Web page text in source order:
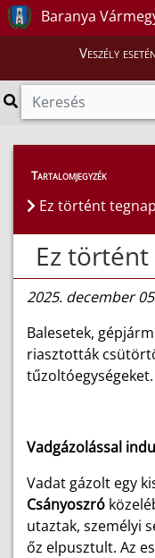
Baranya
Veszély
Híreink > Hírek
Tartalomjegyzék
Ez történt tegnap
Ez
2025. december
Balesetek,
riasztották
tűzoltóegységeket.
Vadgázolással
Vadat gázolt egy
Csányoszró
utaztak, személyi
őz elpusztult. Az